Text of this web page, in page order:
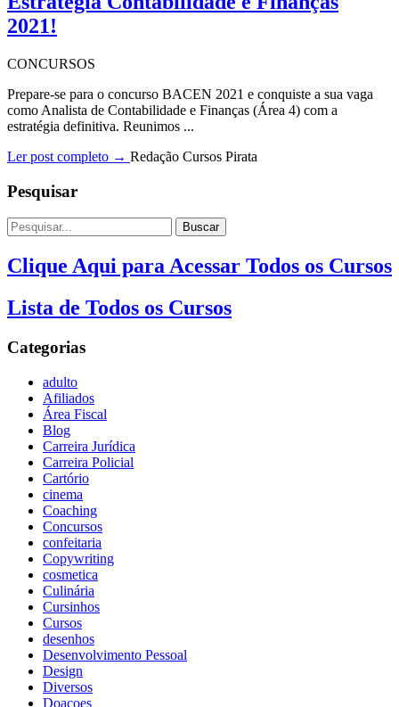
2021!
CONCURSOS
Prepare-se para o concurso BACEN 2021 e conquiste a sua vaga
como Analista de Contabilidade e Finanças (Área 4) com a
estratégia definitiva. Reunimos ...
Ler post completo → Redação Cursos Pirata
Pesquisar
Buscar
Clique Aqui para Acessar Todos os Cursos
Lista de Todos os Cursos
Categorias
adulto
Afiliados
Área Fiscal
Blog
Carreira Jurídica
Carreira Policial
Cartório
cinema
Coaching
Concursos
confeitaria
Copywriting
cosmetica
Culinária
Cursinhos
Cursos
desenhos
Desenvolvimento Pessoal
Design
Diversos
Doaçoes